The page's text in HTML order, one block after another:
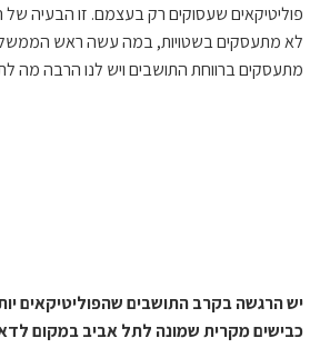
פוליטיקאים שעסוקים רק בעצמם. זו הבעיה של
לא מתעסקים בשטויות, במה עשה ראש הממשלה
מתעסקים ברווחת התושבים ויש לנו הרבה מה
יש הרגשה בקרב התושבים שהפוליטיקאים
כבישים מקרית שמונה לתל אביב במקום